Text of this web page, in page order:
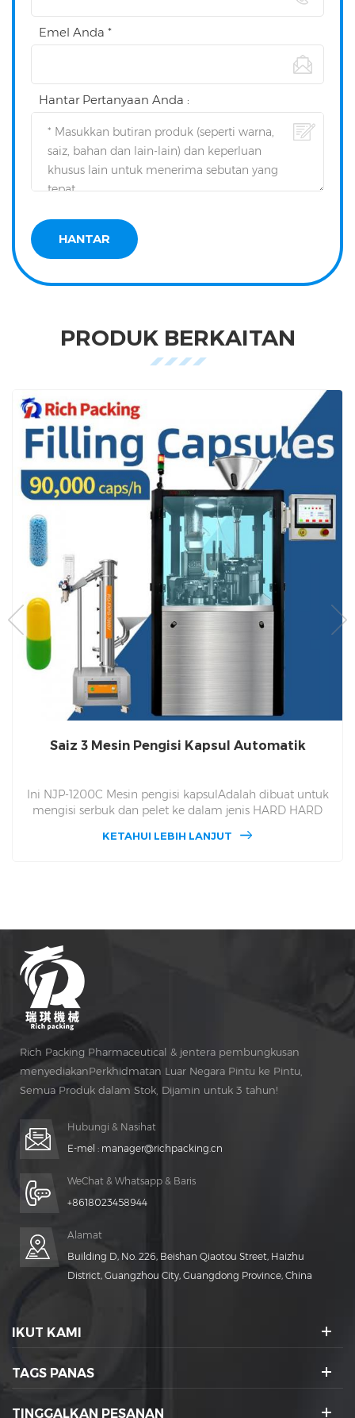
Emel Anda *
Hantar Pertanyaan Anda :
PRODUK BERKAITAN
Saiz 3 Mesin Pengisi Kapsul Automatik
Ini NJP-1200C Mesin pengisi kapsulAdalah dibuat untuk
mengisi serbuk dan pelet ke dalam jenis HARD HARD
sesuai dengan saiz kapsul dalam saiz 000,00,0,1,2,3,4,5
KETAHUI LEBIH LANJUT
Rich Packing Pharmaceutical & jentera pembungkusan
menyediakanPerkhidmatan Luar Negara Pintu ke Pintu,
Semua Produk dalam Stok, Dijamin untuk 3 tahun!
Hubungi & Nasihat
E-mel : manager@richpacking.cn
WeChat & Whatsapp & Baris
+8618023458944
Alamat
Building D, No. 226, Beishan Qiaotou Street, Haizhu
District, Guangzhou City, Guangdong Province, China
IKUT KAMI
TAGS PANAS
TINGGALKAN PESANAN